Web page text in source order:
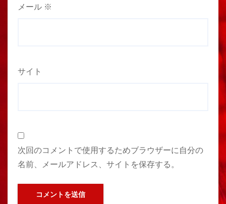
メール ※
サイト
次回のコメントで使用するためブラウザーに自分の
名前、メールアドレス、サイトを保存する。